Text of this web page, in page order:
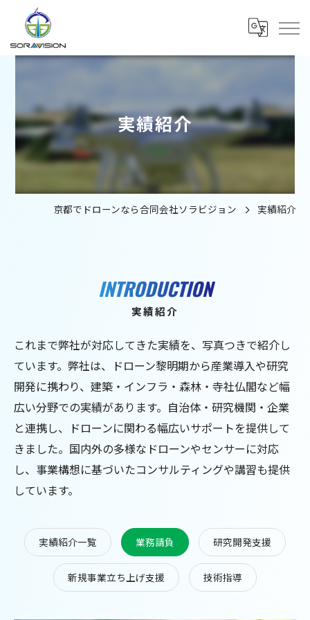
実績紹介
京都でドローンなら合同会社ソラビジョン 実績紹介
INTRODUCTION
実績紹介
これまで弊社が対応してきた実績を、写真つきで紹介し
ています。弊社は、ドローン黎明期から産業導入や研究
開発に携わり、建築・インフラ・森林・寺社仏閣など幅
広い分野での実績があります。自治体・研究機関・企業
と連携し、ドローンに関わる幅広いサポートを提供して
きました。国内外の多様なドローンやセンサーに対応
し、事業構想に基づいたコンサルティングや講習も提供
しています。
実績紹介一覧 業務請負 研究開発支援
新規事業立ち上げ支援 技術指導